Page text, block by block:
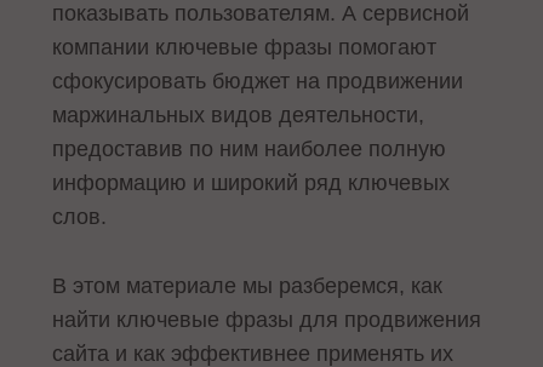
показывать пользователям. А сервисной
компании ключевые фразы помогают
сфокусировать бюджет на продвижении
маржинальных видов деятельности,
предоставив по ним наиболее полную
информацию и широкий ряд ключевых
слов.
В этом материале мы разберемся, как
найти ключевые фразы для продвижения
сайта и как эффективнее применять их